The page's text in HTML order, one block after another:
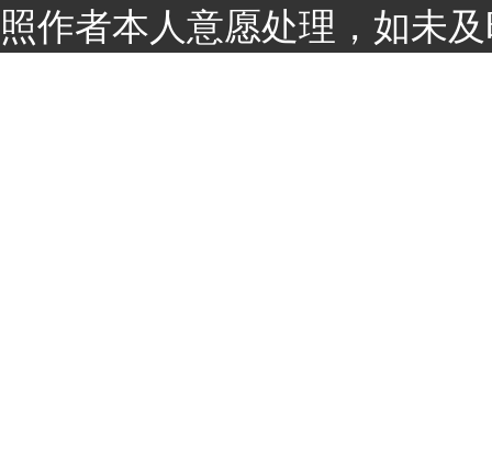
照作者本人意愿处理，如未